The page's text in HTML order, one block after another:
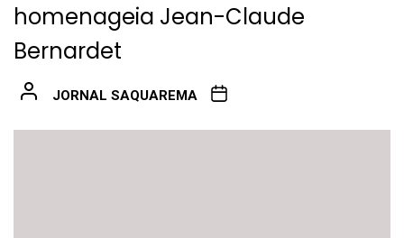
homenageia Jean-Claude
Bernardet
JORNAL SAQUAREMA